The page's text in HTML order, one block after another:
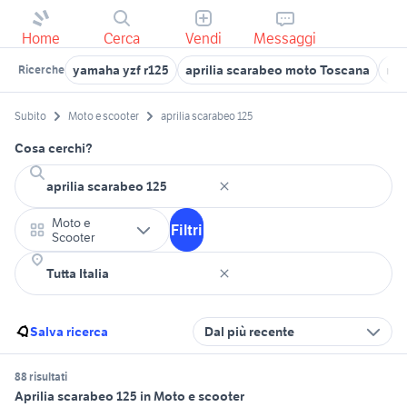
Home Cerca Vendi Messaggi
Ricerche yamaha yzf r125 aprilia scarabeo moto Toscana
Subito Moto e scooter aprilia scarabeo 125
Cosa cerchi?
Moto e
Scooter
Filtri
Salva ricerca Dal più recente
88 risultati
Aprilia scarabeo 125 in Moto e scooter